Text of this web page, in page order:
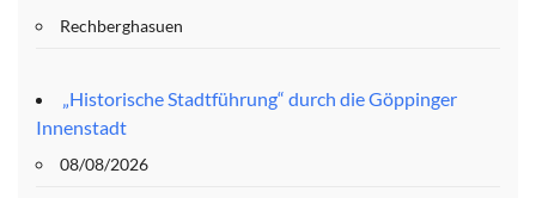
Rechberghasuen
„Historische Stadtführung“ durch die Göppinger
Innenstadt
08/08/2026